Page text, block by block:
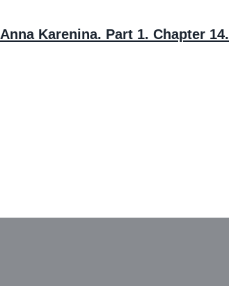
Anna Karenina. Part 1. Chapter 14.